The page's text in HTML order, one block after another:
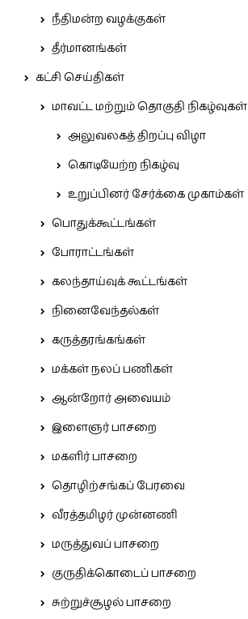
நீதிமன்ற வழக்குகள்
தீர்மானங்கள்
கட்சி செய்திகள்
மாவட்ட மற்றும் தொகுதி நிகழ்வுகள்
அலுவலகத் திறப்பு விழா
கொடியேற்ற நிகழ்வு
உறுப்பினர் சேர்க்கை முகாம்கள்
பொதுக்கூட்டங்கள்
போராட்டங்கள்
கலந்தாய்வுக் கூட்டங்கள்
நினைவேந்தல்கள்
கருத்தரங்கங்கள்
மக்கள் நலப் பணிகள்
ஆன்றோர் அவையம்
இளைஞர் பாசறை
மகளிர் பாசறை
தொழிற்சங்கப் பேரவை
வீரத்தமிழர் முன்னணி
மருத்துவப் பாசறை
குருதிக்கொடைப் பாசறை
சுற்றுச்சூழல் பாசறை